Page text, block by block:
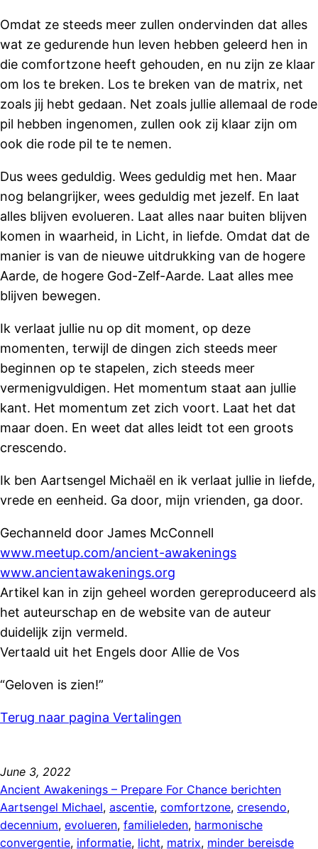
Omdat ze steeds meer zullen ondervinden dat alles
wat ze gedurende hun leven hebben geleerd hen in
die comfortzone heeft gehouden, en nu zijn ze klaar
om los te breken. Los te breken van de matrix, net
zoals jij hebt gedaan. Net zoals jullie allemaal de rode
pil hebben ingenomen, zullen ook zij klaar zijn om
ook die rode pil te te nemen.
Dus wees geduldig. Wees geduldig met hen. Maar
nog belangrijker, wees geduldig met jezelf. En laat
alles blijven evolueren. Laat alles naar buiten blijven
komen in waarheid, in Licht, in liefde. Omdat dat de
manier is van de nieuwe uitdrukking van de hogere
Aarde, de hogere God-Zelf-Aarde. Laat alles mee
blijven bewegen.
Ik verlaat jullie nu op dit moment, op deze
momenten, terwijl de dingen zich steeds meer
beginnen op te stapelen, zich steeds meer
vermenigvuldigen. Het momentum staat aan jullie
kant. Het momentum zet zich voort. Laat het dat
maar doen. En weet dat alles leidt tot een groots
crescendo.
Ik ben Aartsengel Michaël en ik verlaat jullie in liefde,
vrede en eenheid. Ga door, mijn vrienden, ga door.
Gechanneld door James McConnell
www.meetup.com/ancient-awakenings
www.ancientawakenings.org
Artikel kan in zijn geheel worden gereproduceerd als
het auteurschap en de website van de auteur
duidelijk zijn vermeld.
Vertaald uit het Engels door Allie de Vos
“Geloven is zien!”
Terug naar pagina Vertalingen
June 3, 2022
Ancient Awakenings – Prepare For Chance berichten
Aartsengel Michael, ascentie, comfortzone, cresendo
decennium, evolueren, familieleden, harmonische
convergentie, informatie, licht, matrix, minder bereisde